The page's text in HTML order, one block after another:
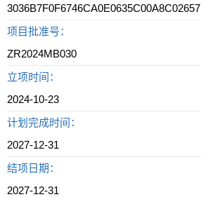
3036B7F0F6746CA0E0635C00A8C02657
项目批准号：
ZR2024MB030
立项时间：
2024-10-23
计划完成时间：
2027-12-31
结项日期：
2027-12-31